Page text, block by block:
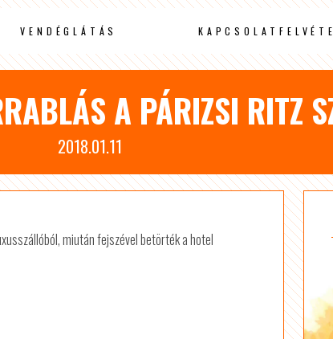
VENDÉGLÁTÁS
A PÁRIZSI RITZ
2018.01.11
miután fejszével betörték a hotel